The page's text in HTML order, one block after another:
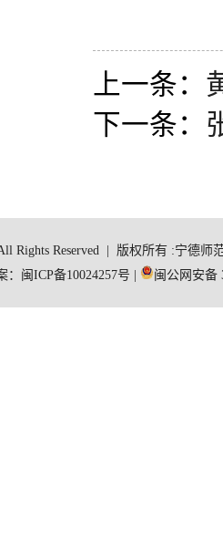
上一条：
下一条：
Rights Reserved | 版权所有 :宁德
：闽ICP备10024257号 |
闽公网安备